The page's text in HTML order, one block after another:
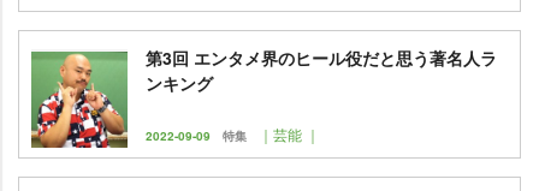
第3回 エンタメ界のヒール役だと思う著名人ラ
ンキング
2022-09-09 特集 ｜芸能 ｜